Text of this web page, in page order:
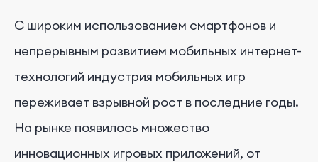
С широким использованием смартфонов и
непрерывным развитием мобильных интернет-
технологий индустрия мобильных игр
переживает взрывной рост в последние годы.
На рынке появилось множество
инновационных игровых приложений, от